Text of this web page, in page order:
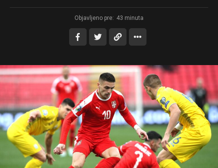
Objavljeno pre: 43 minuta